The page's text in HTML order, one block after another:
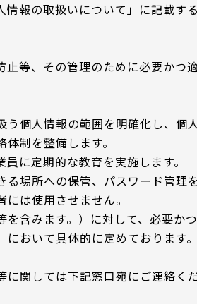
報の取扱いについて」に記載す
等、その管理のために必要かつ
う個人情報の範囲を明確化し、個
制を整備します。
に定期的な教育を実施します。
る場所への保管、パスワード管理
には使用させません。
含みます。）に対して、必要か
において具体的に定めております
に関しては下記窓口宛にご連絡く